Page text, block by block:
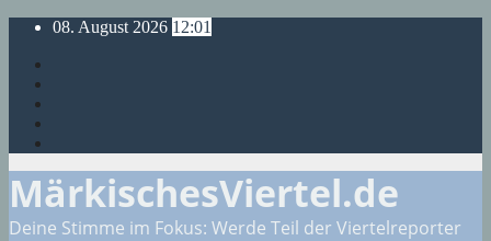
Skip
content
08. August 2026 12:01
MärkischesViertel.de
Deine Stimme im Fokus: Werde Teil der Viertelreporter